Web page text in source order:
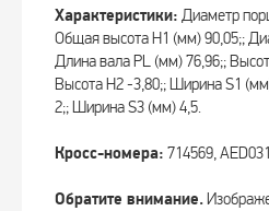
Характеристики: Диаметр
Общая высота H1 (мм) 90,05;;
Длина вала PL (мм) 76,96;;
Высота H2 -3,80;; Ширина S1
2;; Ширина S3 (мм) 4,5.
Кросс-номера: 714569,
Обратите внимание.